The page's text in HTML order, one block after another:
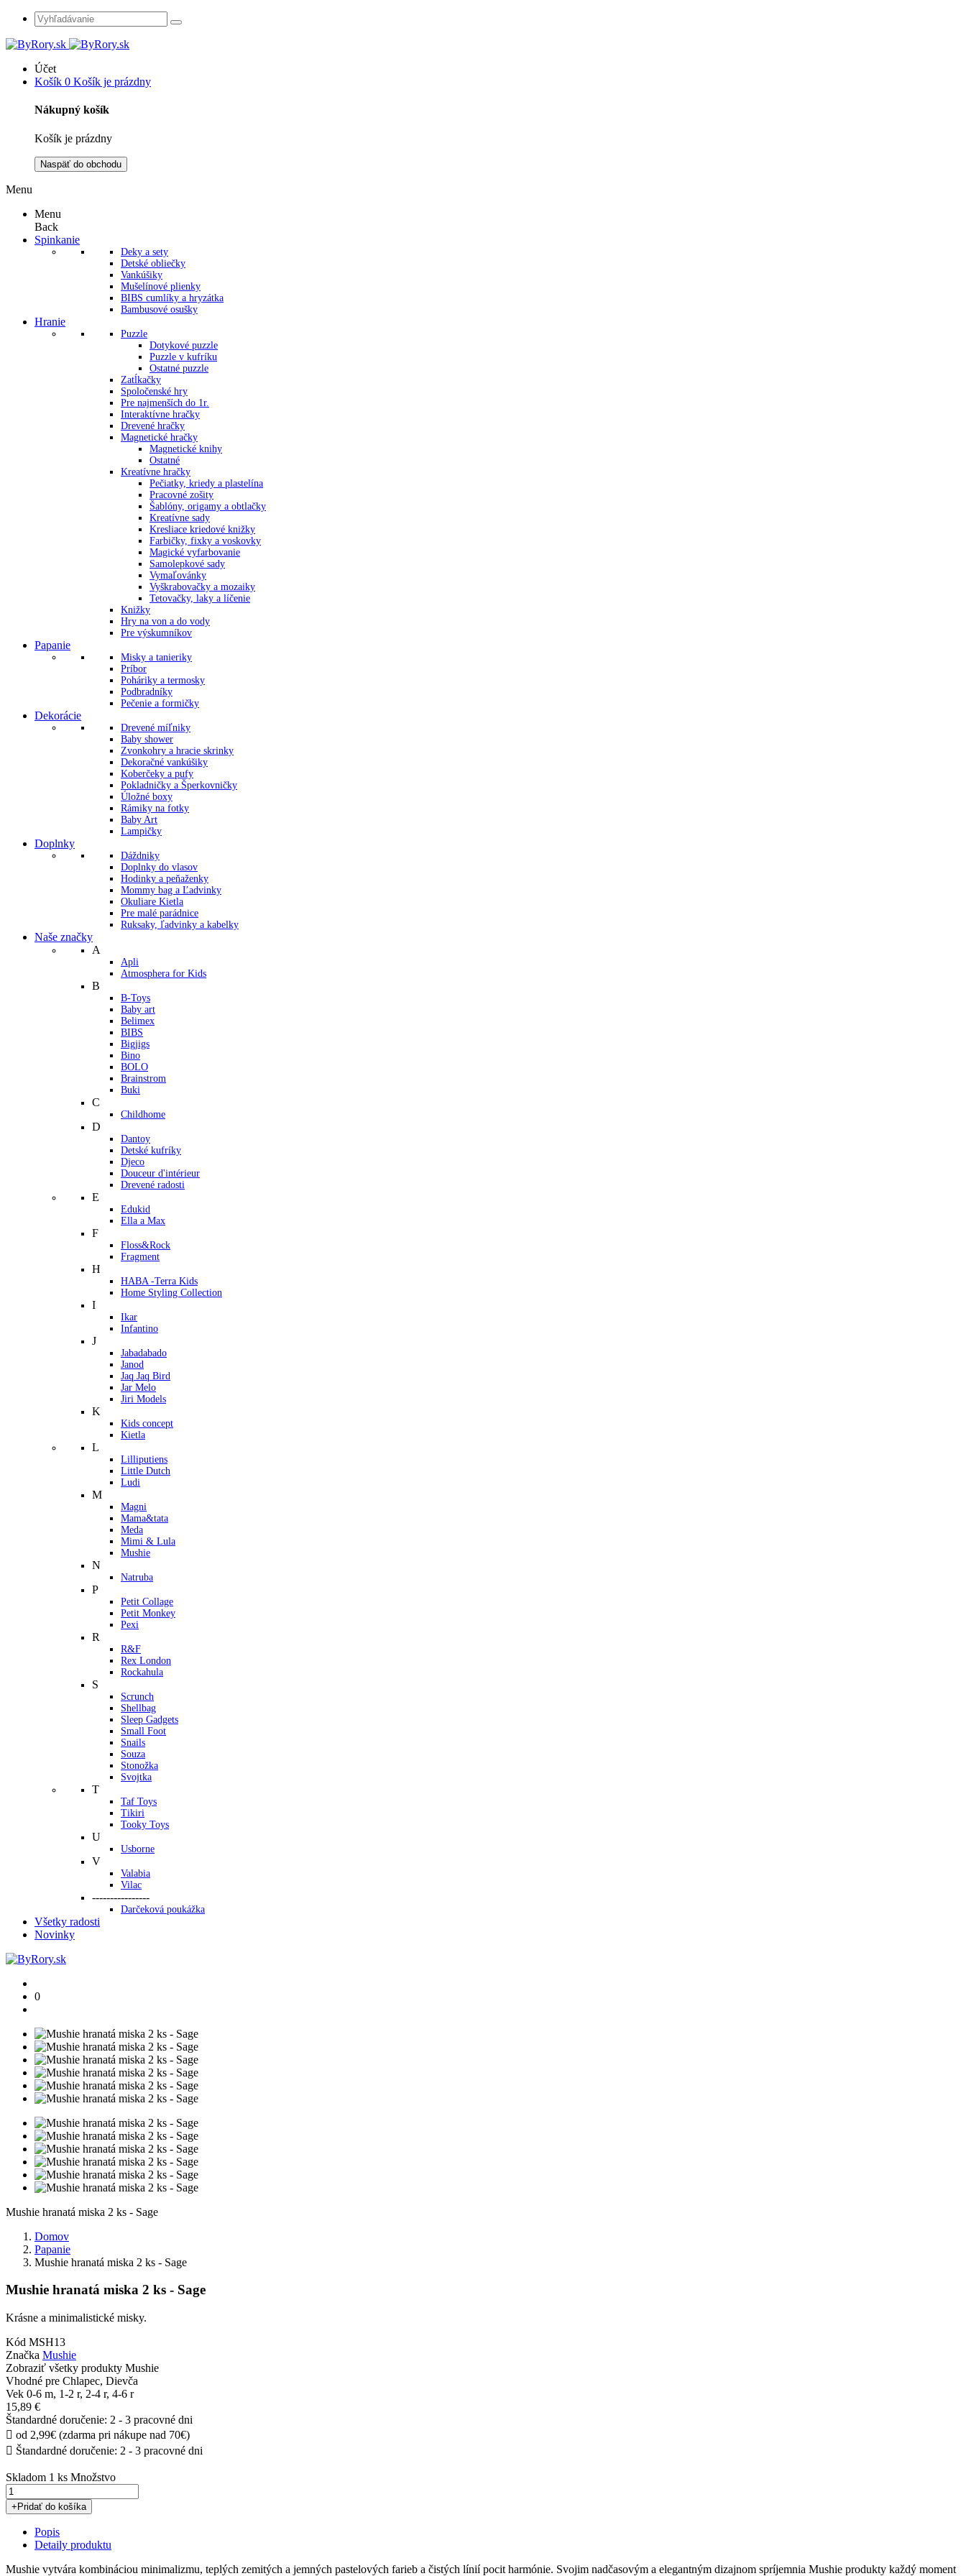
Účet
Košík 0 Košík je prázdny
Nákupný košík
Košík je prázdny
Naspäť do obchodu
Menu
Menu
Back
Spinkanie
Deky a sety
Detské obliečky
Vankúšiky
Mušelínové plienky
BIBS cumlíky a hryzátka
Bambusové osušky
Hranie
Puzzle
Dotykové puzzle
Puzzle v kufríku
Ostatné puzzle
Zatĺkačky
Spoločenské hry
Pre najmenších do 1r.
Interaktívne hračky
Drevené hračky
Magnetické hračky
Magnetické knihy
Ostatné
Kreatívne hračky
Pečiatky, kriedy a plastelína
Pracovné zošity
Šablóny, origamy a obtlačky
Kreatívne sady
Kresliace kriedové knižky
Farbičky, fixky a voskovky
Magické vyfarbovanie
Samolepkové sady
Vymaľovánky
Vyškrabovačky a mozaiky
Tetovačky, laky a líčenie
Knižky
Hry na von a do vody
Pre výskumníkov
Papanie
Misky a tanieriky
Príbor
Poháriky a termosky
Podbradníky
Pečenie a formičky
Dekorácie
Drevené míľniky
Baby shower
Zvonkohry a hracie skrinky
Dekoračné vankúšiky
Koberčeky a pufy
Pokladničky a Šperkovničky
Úložné boxy
Rámiky na fotky
Baby Art
Lampičky
Doplnky
Dáždniky
Doplnky do vlasov
Hodinky a peňaženky
Mommy bag a Ľadvinky
Okuliare Kietla
Pre malé parádnice
Ruksaky, ľadvinky a kabelky
Naše značky
A
Apli
Atmosphera for Kids
B
B-Toys
Baby art
Belimex
BIBS
Bigjigs
Bino
BOLO
Brainstrom
Buki
C
Childhome
D
Dantoy
Detské kufríky
Djeco
Douceur d'intérieur
Drevené radosti
E
Edukid
Ella a Max
F
Floss&Rock
Fragment
H
HABA -Terra Kids
Home Styling Collection
I
Ikar
Infantino
J
Jabadabado
Janod
Jaq Jaq Bird
Jar Melo
Jiri Models
K
Kids concept
Kietla
L
Lilliputiens
Little Dutch
Ludi
M
Magni
Mama&tata
Meda
Mimi & Lula
Mushie
N
Natruba
P
Petit Collage
Petit Monkey
Pexi
R
R&F
Rex London
Rockahula
S
Scrunch
Shellbag
Sleep Gadgets
Small Foot
Snails
Souza
Stonožka
Svojtka
T
Taf Toys
Tikiri
Tooky Toys
U
Usborne
V
Valabia
Vilac
----------------
Darčeková poukážka
Všetky radosti
Novinky
0
Mushie hranatá miska 2 ks - Sage
Domov
Papanie
Mushie hranatá miska 2 ks - Sage
Mushie hranatá miska 2 ks - Sage
Krásne a minimalistické misky.
Kód MSH13
Značka Mushie
Zobraziť všetky produkty Mushie
Vhodné pre Chlapec, Dievča
Vek 0-6 m, 1-2 r, 2-4 r, 4-6 r
15,89 €
Štandardné doručenie: 2 - 3 pracovné dni
 od 2,99€ (zdarma pri nákupe nad 70€)
 Štandardné doručenie: 2 - 3 pracovné dni
Skladom 1 ks Množstvo
+ Pridať do košíka
Popis
Detaily produktu
Mushie vytvára kombináciou minimalizmu, teplých zemitých a jemných pastelových farieb a čistých línií pocit harmónie. Svojim nadčasovým a elegantným dizajnom spríjemnia Mushie produkty každý moment